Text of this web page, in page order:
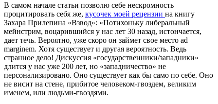
В самом начале статьи позволю себе нескромность
процитировать себя же, кусочек моей рецензии на книгу
Захара Прилепина «Взвод»: «Потихоньку либеральный
мейнстрим, воцарившийся у нас лет 30 назад, истончается,
дает течь. Вероятно, уже скоро он займет свое место ad
marginem. Хотя существует и другая вероятность. Ведь
странное дело! Дискуссия «государственники/западники»
длится у нас уже 200 лет, но «западничество» не
персонализировано. Оно существует как бы само по себе. Оно
не висит на стене, прибитое человеком-гвоздем, великим
именем, или людьми-гвоздями.